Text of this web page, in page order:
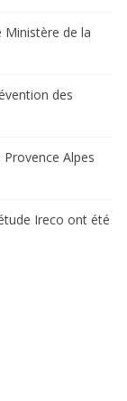
Ministère de la
des
Alpes
Ireco ont été